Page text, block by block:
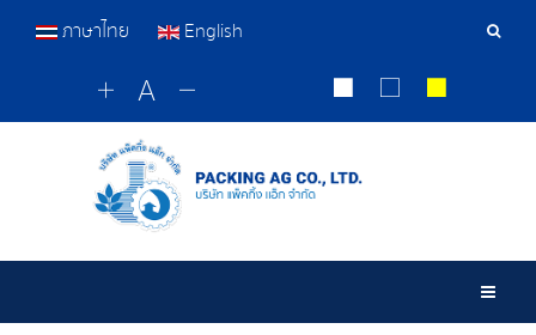
เครื่อ
ภาษาไทย English